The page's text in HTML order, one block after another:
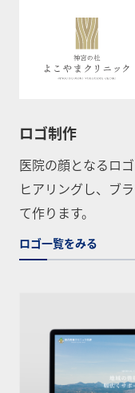
ロゴ制作
医院の顔となるロ
ヒアリングし、ブ
て作ります。
ロゴ一覧をみる